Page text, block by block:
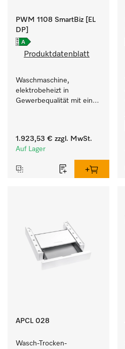
PWM 1108 SmartBiz [EL
DP]
Produktdatenblatt
Waschmaschine,
elektrobeheizt in
Gewerbequalität mit einer
1.923,53 € zzgl. MwSt.
Auf Lager
APCL 028
Wasch-Trocken-